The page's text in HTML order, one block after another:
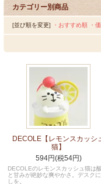
カテゴリー別商品
[並び順を変更] ・おすすめ順 ・
DECOLE【レモンスカッシ
猫】
594円(税54円)
DECOLEのレモンスカッシュ猫は
と甘みが絶妙な爽やかさ。デスク
しを。